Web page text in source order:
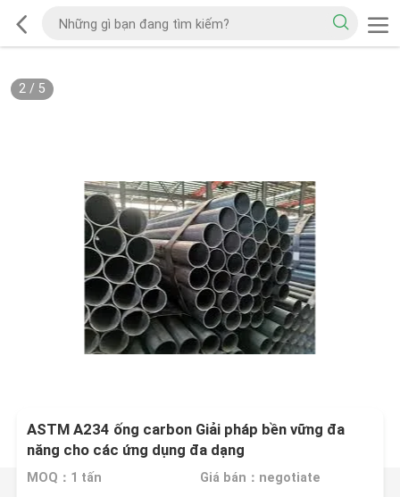
2/ 5
ASTM A234 ống carbon Giải pháp bền vững đa
năng cho các ứng dụng đa dạng
MOQ：1 tấn Giá bán：negotiate